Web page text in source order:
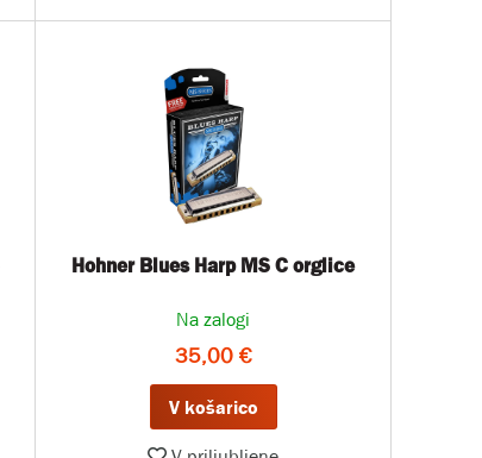
Hohner Blues Harp MS C orglice
Na zalogi
35,00 €
V košarico